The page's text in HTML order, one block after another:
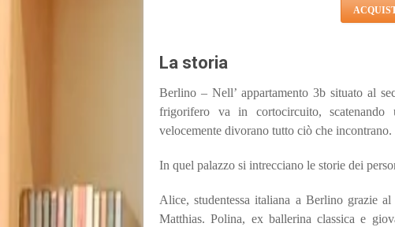
La storia
Berlino – Nell’ appartamento 3b situato al
frigorifero va in cortocircuito,
velocemente divorano tutto ciò che incontrano.
In quel palazzo si intrecciano le storie dei
Alice, studentessa italiana a Berlino grazie
Matthias. Polina, ex ballerina classica e